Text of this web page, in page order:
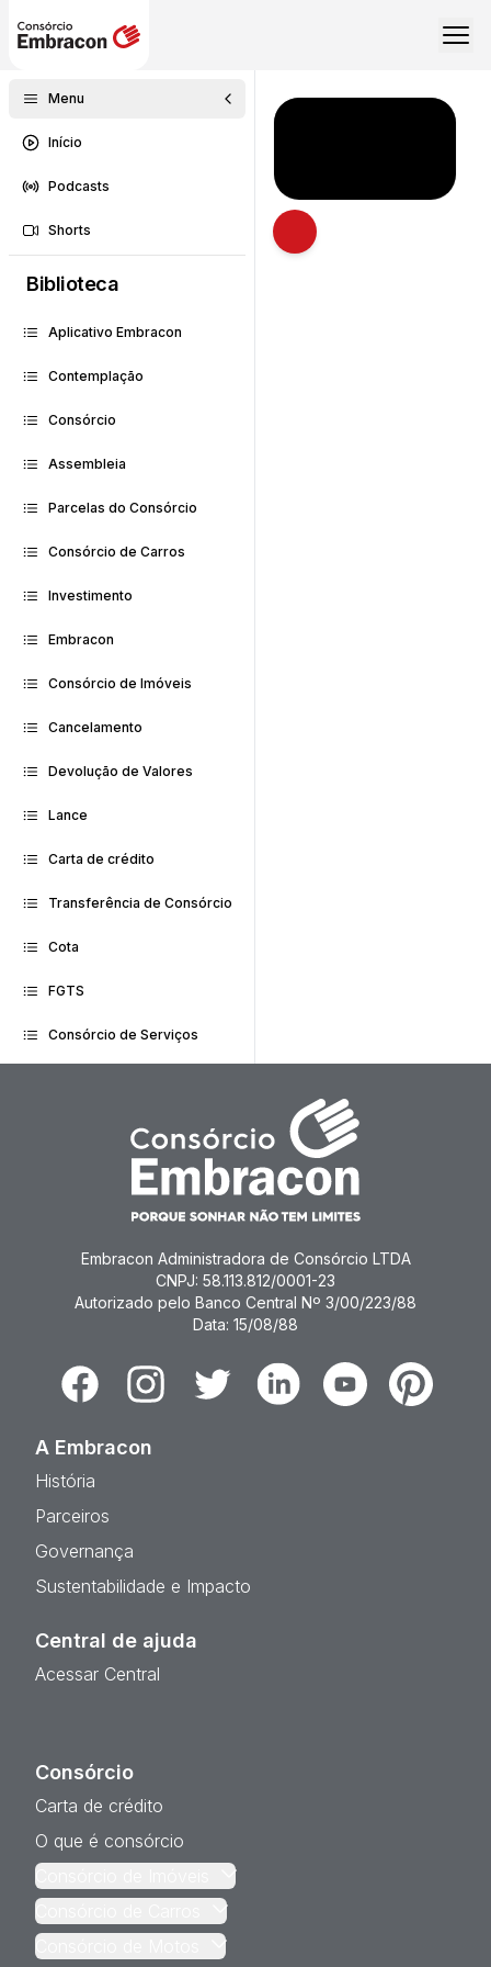
Menu
Início
Podcasts
Shorts
Biblioteca
Aplicativo Embracon
Contemplação
Consórcio
Assembleia
Parcelas do Consórcio
Consórcio de Carros
Investimento
Embracon
Consórcio de Imóveis
Cancelamento
Devolução de Valores
Lance
Carta de crédito
Transferência de Consórcio
Cota
FGTS
Consórcio de Serviços
Abrir descrição
Embracon Administradora de Consórcio LTDA
CNPJ: 58.113.812/0001-23
Autorizado pelo Banco Central Nº 3/00/223/88
Data: 15/08/88
FacebookInstagramTwitter LinkedinYoutubePinterest
A Embracon
História
Parceiros
Governança
Sustentabilidade e Impacto
Central de ajuda
Acessar Central
Consórcio
Carta de crédito
O que é consórcio